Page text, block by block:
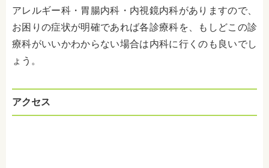
アレルギー科・胃腸内科・内視鏡内科がありますので、
お困りの症状が明確であれば各診療科を、もしどこの診
療科がいいかわからない場合は内科に行くのも良いでし
ょう。
アクセス